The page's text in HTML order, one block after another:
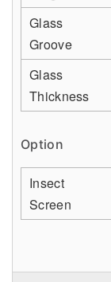
Glass
Groove
Glass
Thickness
Option
Insect
Screen